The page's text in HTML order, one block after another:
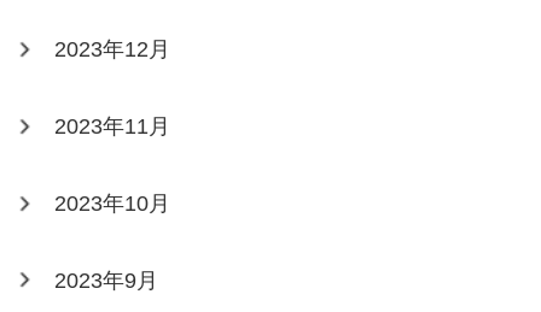
2023年12月
2023年11月
2023年10月
2023年9月